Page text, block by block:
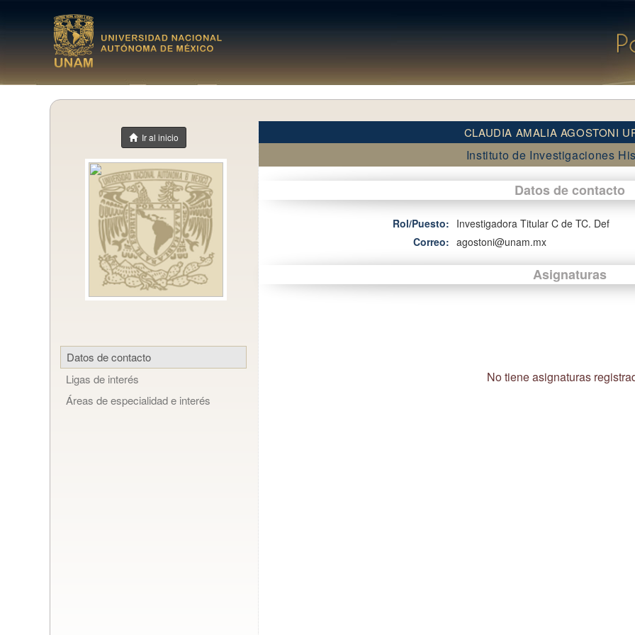
Ir al inicio
Datos de contacto
Ligas de interés
Áreas de especialidad e interés
CLAUDIA AMALIA AGOSTONI
Instituto de Investigaciones
Datos de contacto
Rol/Puesto: Investigadora Titular C de TC. Def
Correo: agostoni@unam.mx
Asignaturas
No tiene asignaturas